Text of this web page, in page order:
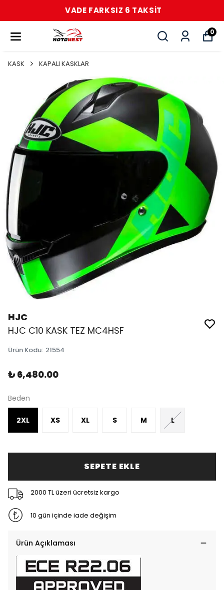
VADE FARKSIZ 6 TAKSİT
0
KASK KAPALI KASKLAR
HJC
HJC C10 KASK TEZ MC4HSF
Ürün Kodu: 21554
₺ 6,480.00
Beden
2XL XS XL S M L
SEPETE EKLE
2000 TL üzeri ücretsiz kargo
10 gün içinde iade değişim
Ürün Açıklaması